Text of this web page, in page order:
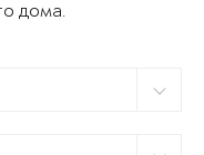
дома.